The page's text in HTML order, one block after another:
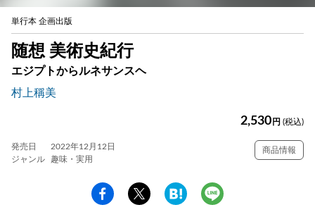
単行本 企画出版
随想 美術史紀行
エジプトからルネサンスヘ
村上稱美
2,530 円 (税込)
発売日
2022年12月12日
ジャンル
趣味・実用
商品情報